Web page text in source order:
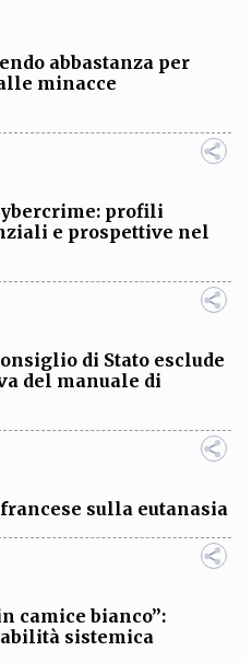
abbastanza per
minacce
profili
e prospettive nel
di Stato esclude
del manuale di
sulla eutanasia
camice bianco”:
sistemica